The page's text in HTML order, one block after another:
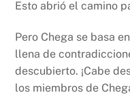
Esto abrió el camino
Pero Chega se basa
llena de
descubierto. ¡Cabe
los miembros de